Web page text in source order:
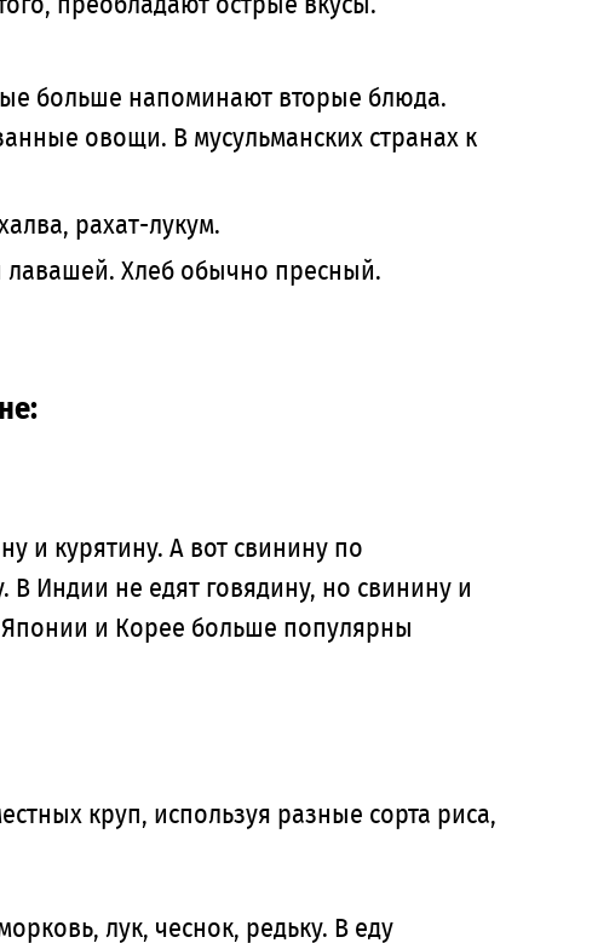
преобладают острые вкусы.
больше напоминают вторые блюда.
овощи. В мусульманских странах к
рахат-лукум.
лавашей. Хлеб обычно пресный.
и курятину. А вот свинину по
Индии не едят говядину, но свинину и
Японии и Корее больше популярны
круп, используя разные сорта риса,
лук, чеснок, редьку. В еду